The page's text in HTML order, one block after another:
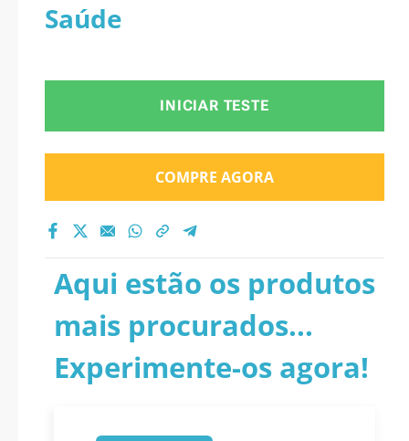
Saúde
INICIAR TESTE
COMPRE AGORA
Aqui estão os produtos
mais procurados...
Experimente-os agora!